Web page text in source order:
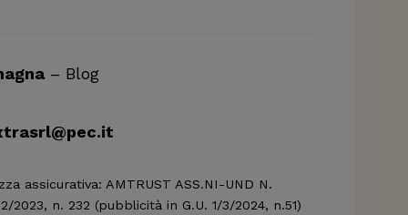
– Blog
assicurativa: AMTRUST ASS.NI-UND N.
n. 232 (pubblicità in G.U. 1/3/2024, n.51)